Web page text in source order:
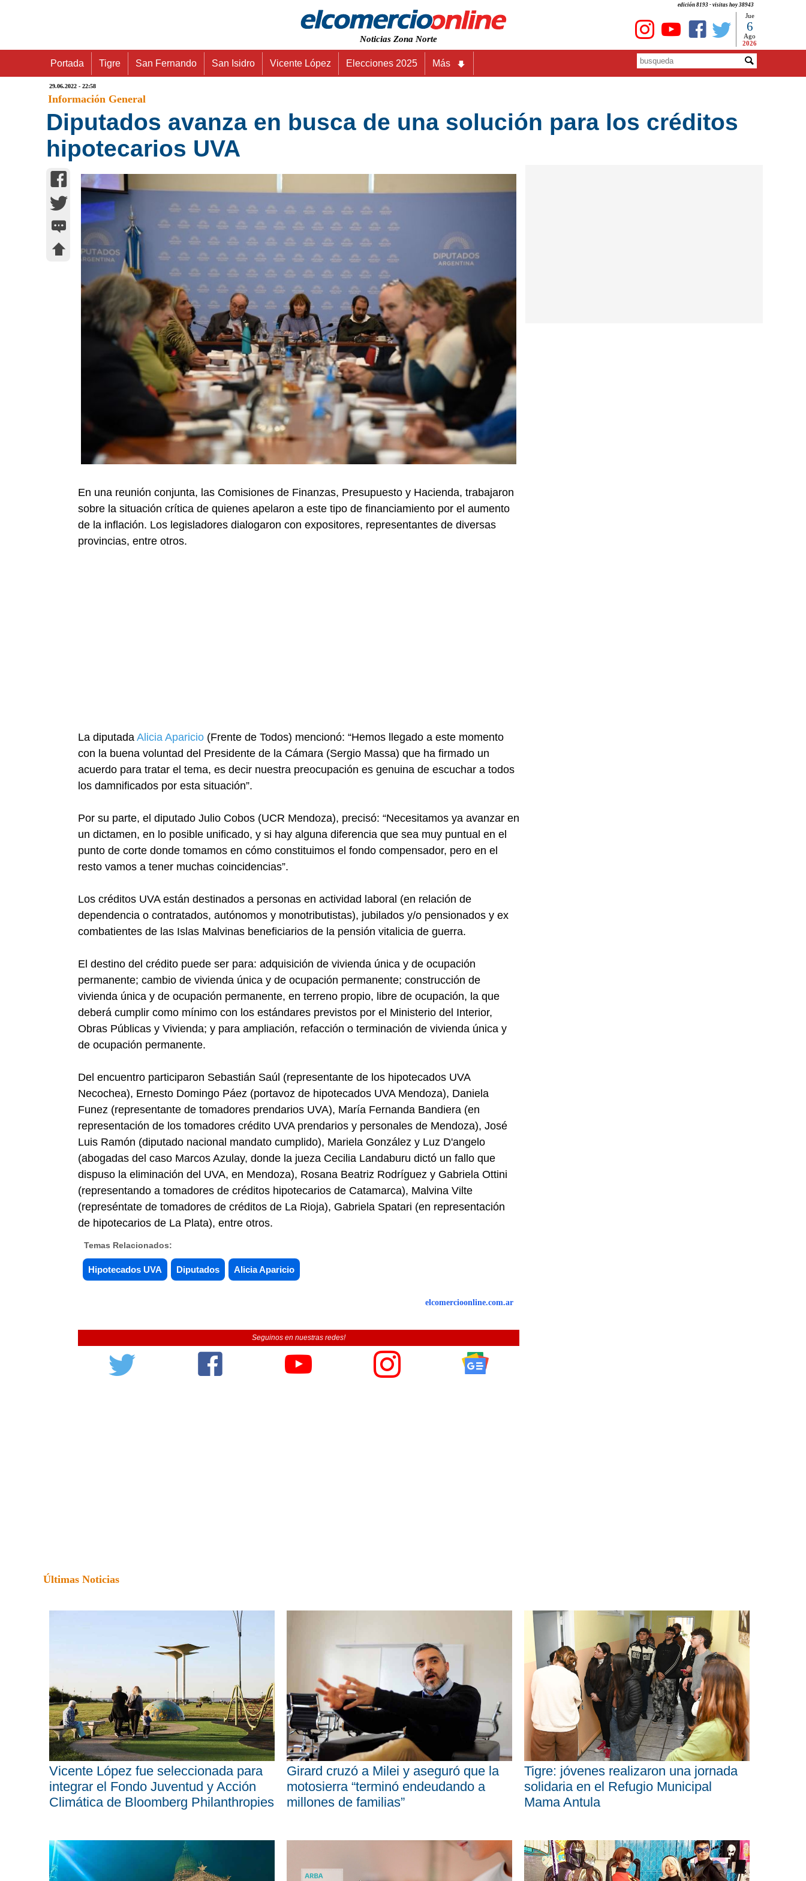
edición 8193 - visitas hoy 38943
Noticias Zona Norte
Jue
6
Ago
2026
Portada Tigre San Fernando San Isidro Vicente López Elecciones 2025 Más
29.06.2022 - 22:58
Información General
Diputados avanza en busca de una solución para los créditos
hipotecarios UVA
En una reunión conjunta, las Comisiones de Finanzas, Presupuesto y Hacienda, trabajaron
sobre la situación crítica de quienes apelaron a este tipo de financiamiento por el aumento
de la inflación. Los legisladores dialogaron con expositores, representantes de diversas
provincias, entre otros.
La diputada Alicia Aparicio (Frente de Todos) mencionó: “Hemos llegado a este momento
con la buena voluntad del Presidente de la Cámara (Sergio Massa) que ha firmado un
acuerdo para tratar el tema, es decir nuestra preocupación es genuina de escuchar a todos
los damnificados por esta situación”.
Por su parte, el diputado Julio Cobos (UCR Mendoza), precisó: “Necesitamos ya avanzar en
un dictamen, en lo posible unificado, y si hay alguna diferencia que sea muy puntual en el
punto de corte donde tomamos en cómo constituimos el fondo compensador, pero en el
resto vamos a tener muchas coincidencias”.
Los créditos UVA están destinados a personas en actividad laboral (en relación de
dependencia o contratados, autónomos y monotributistas), jubilados y/o pensionados y ex
combatientes de las Islas Malvinas beneficiarios de la pensión vitalicia de guerra.
El destino del crédito puede ser para: adquisición de vivienda única y de ocupación
permanente; cambio de vivienda única y de ocupación permanente; construcción de
vivienda única y de ocupación permanente, en terreno propio, libre de ocupación, la que
deberá cumplir como mínimo con los estándares previstos por el Ministerio del Interior,
Obras Públicas y Vivienda; y para ampliación, refacción o terminación de vivienda única y
de ocupación permanente.
Del encuentro participaron Sebastián Saúl (representante de los hipotecados UVA
Necochea), Ernesto Domingo Páez (portavoz de hipotecados UVA Mendoza), Daniela
Funez (representante de tomadores prendarios UVA), María Fernanda Bandiera (en
representación de los tomadores crédito UVA prendarios y personales de Mendoza), José
Luis Ramón (diputado nacional mandato cumplido), Mariela González y Luz D'angelo
(abogadas del caso Marcos Azulay, donde la jueza Cecilia Landaburu dictó un fallo que
dispuso la eliminación del UVA, en Mendoza), Rosana Beatriz Rodríguez y Gabriela Ottini
(representando a tomadores de créditos hipotecarios de Catamarca), Malvina Vilte
(represéntate de tomadores de créditos de La Rioja), Gabriela Spatari (en representación
de hipotecarios de La Plata), entre otros.
Temas Relacionados:
Hipotecados UVA Diputados Alicia Aparicio
elcomercioonline.com.ar
Seguinos en nuestras redes!
Últimas Noticias
Vicente López fue seleccionada para
integrar el Fondo Juventud y Acción
Climática de Bloomberg Philanthropies
Girard cruzó a Milei y aseguró que la
motosierra “terminó endeudando a
millones de familias”
Tigre: jóvenes realizaron una jornada
solidaria en el Refugio Municipal
Mama Antula